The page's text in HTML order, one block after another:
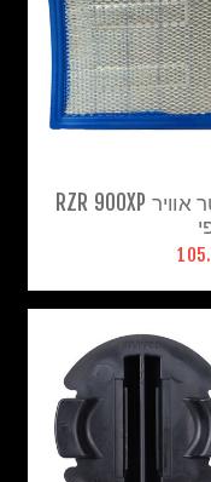
פילטר אוויר RZR 900XP